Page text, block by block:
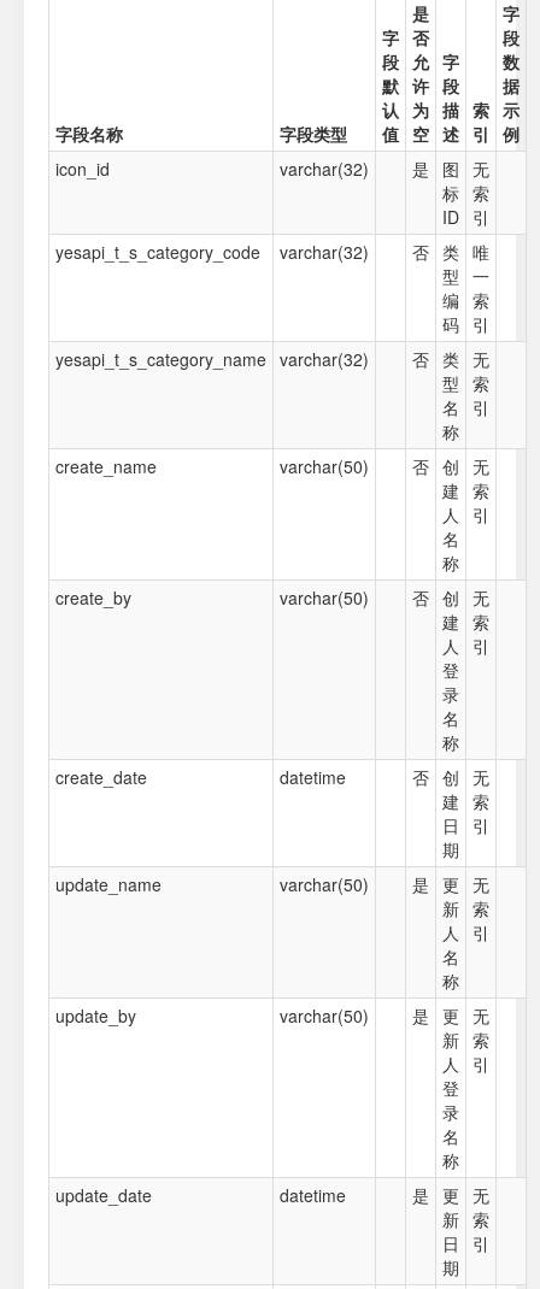
字段名称 字段类型
字
段
默
认
值
是
否
允
许
为
空
字
段
描
述
索
引
字
段
数
据
示
例
icon_id
varchar(32) 是
图
标
ID
无
索
引
yesapi_t_s_category_code
varchar(32) 否 类
型
编
码
唯
一
索
引
yesapi_t_s_category_name varchar(32) 否 类
型
名
称
无
索
引
create_name varchar(50) 否 创
建
人
名
称
无
索
引
create_by varchar(50) 否 创
建
人
登
录
名
称
无
索
引
create_date datetime 否 创
建
日
期
无
索
引
update_name varchar(50) 是 更
新
人
名
称
无
索
引
update_by varchar(50) 是 更
新
人
登
录
名
称
无
索
引
update_date datetime 是 更
新
日
期
无
索
引